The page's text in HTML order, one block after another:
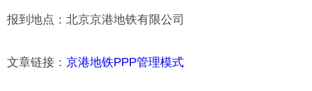
报到地点：北京京港地铁有限公司
文章链接： 京港地铁PPP管理模式